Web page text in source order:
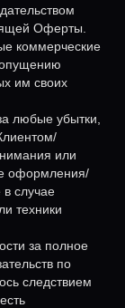
Оферты.
коммерческие
им своих
любые убытки,
или
оформления/
в случае
техники
за полное
по
следствием